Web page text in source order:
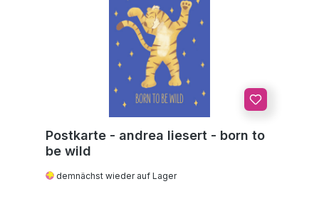
Postkarte - andrea liesert - born to
be wild
demnächst wieder auf Lager